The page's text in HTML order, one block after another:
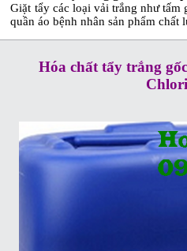
Giặt tẩy các loại vải trắng như tấm
quần áo bệnh nhân sản phẩm chất
Hóa chất tẩy trắng